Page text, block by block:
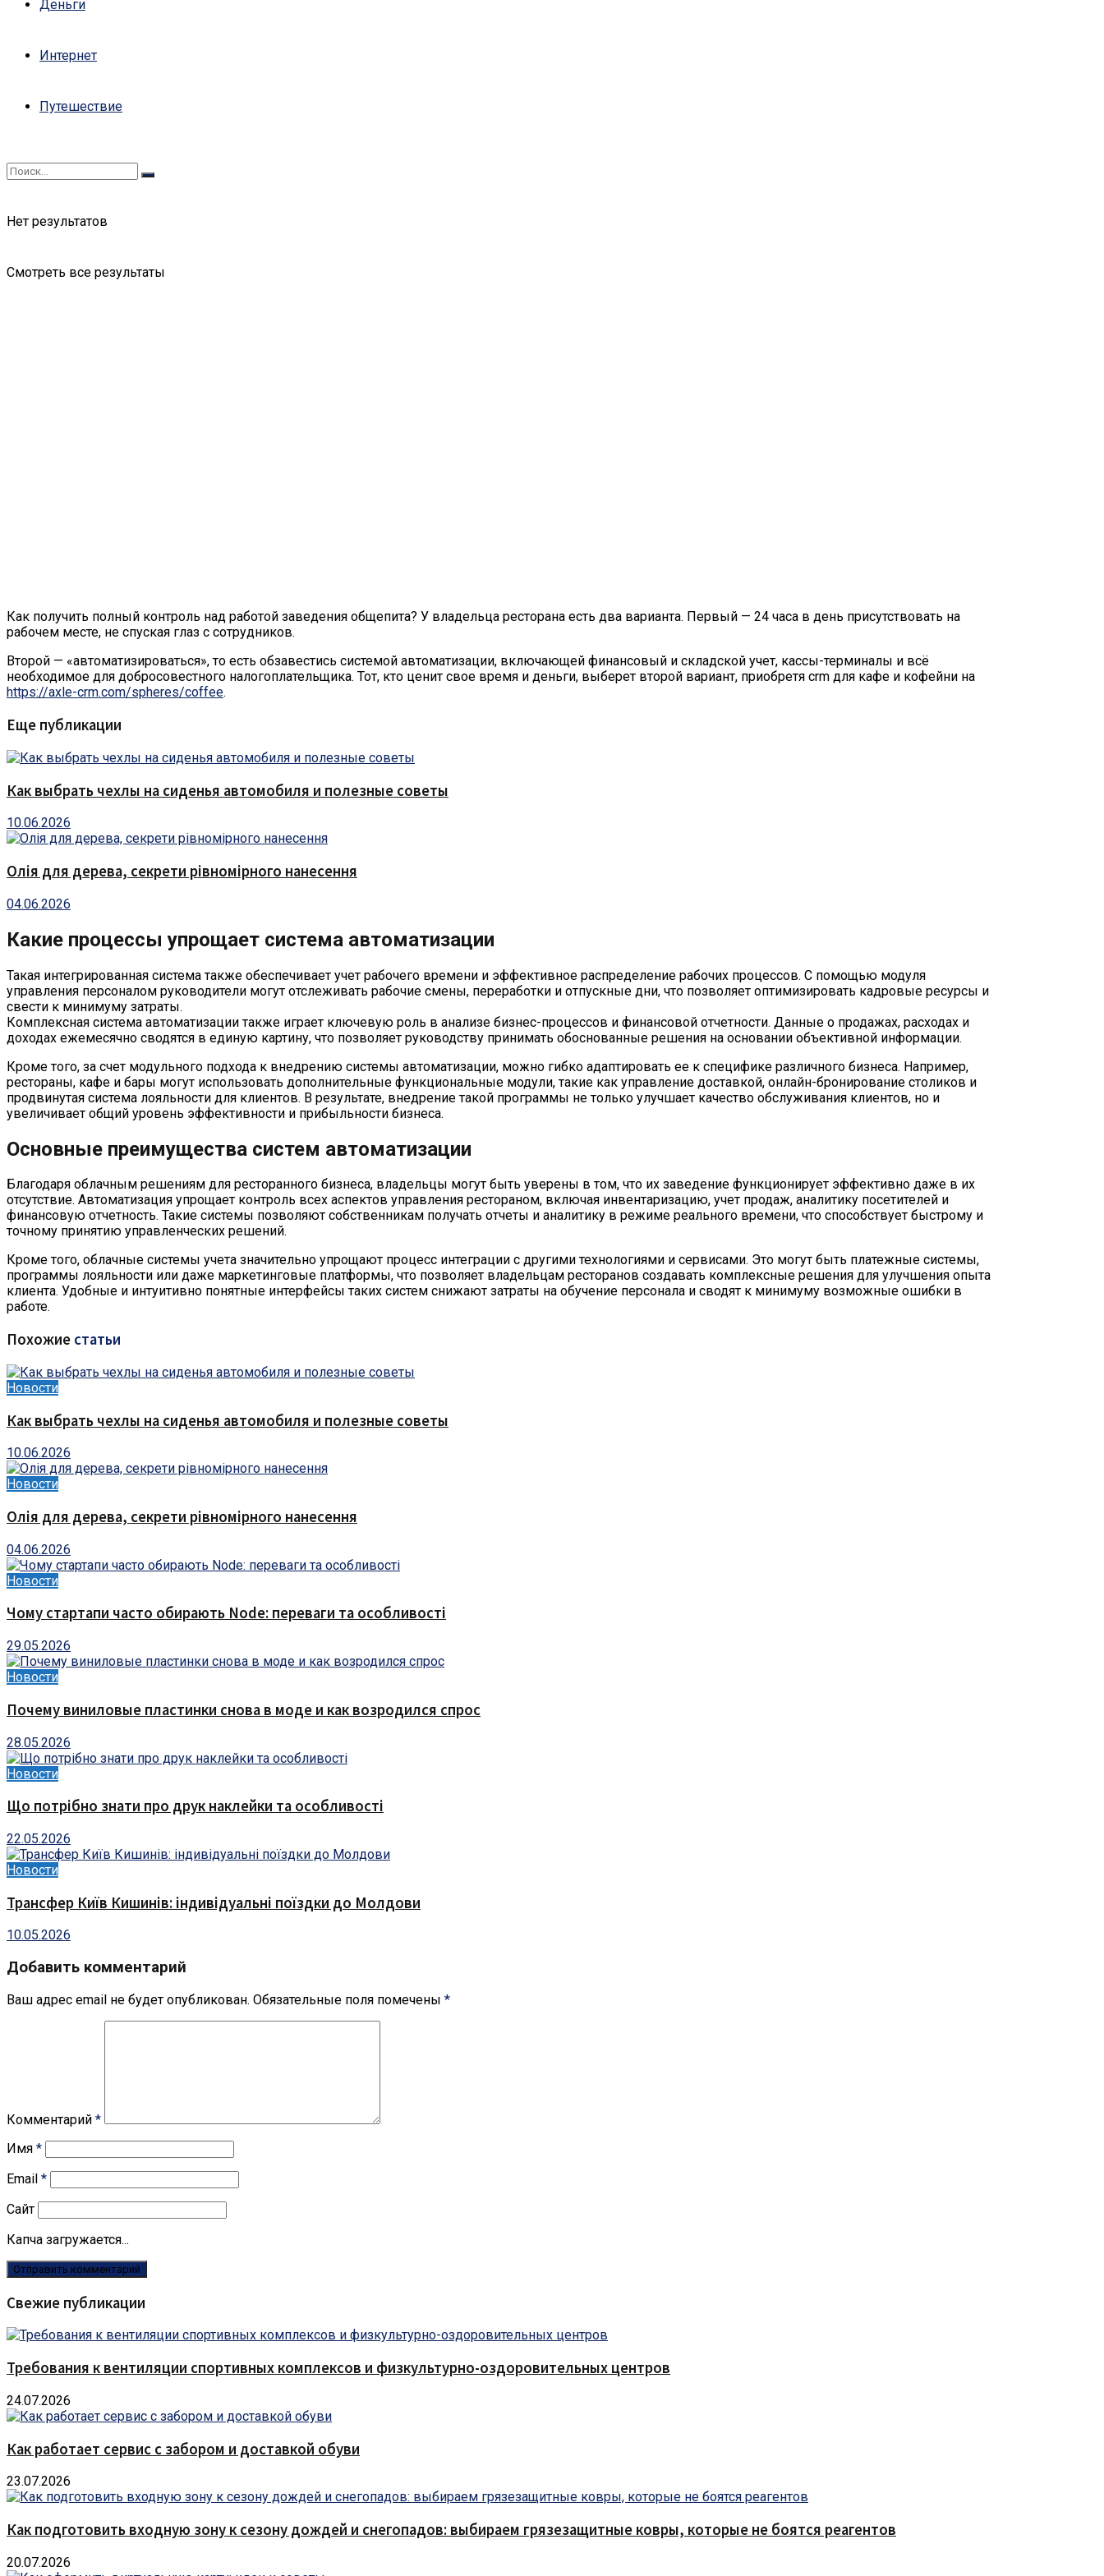
Деньги
Интернет
Путешествие
Нет результатов
Смотреть все результаты
Как получить полный контроль над работой заведения общепита? У владельца ресторана есть два варианта. Первый — 24 часа в день присутствовать на
рабочем месте, не спуская глаз с сотрудников.
Второй — «автоматизироваться», то есть обзавестись системой автоматизации, включающей финансовый и складской учет, кассы-терминалы и всё
необходимое для добросовестного налогоплательщика. Тот, кто ценит свое время и деньги, выберет второй вариант, приобретя crm для кафе и кофейни на
https://axle-crm.com/spheres/coffee.
Еще публикации
Как выбрать чехлы на сиденья автомобиля и полезные советы
10.06.2026
Олія для дерева, секрети рівномірного нанесення
04.06.2026
Какие процессы упрощает система автоматизации
Такая интегрированная система также обеспечивает учет рабочего времени и эффективное распределение рабочих процессов. С помощью модуля
управления персоналом руководители могут отслеживать рабочие смены, переработки и отпускные дни, что позволяет оптимизировать кадровые ресурсы и
свести к минимуму затраты.
Комплексная система автоматизации также играет ключевую роль в анализе бизнес-процессов и финансовой отчетности. Данные о продажах, расходах и
доходах ежемесячно сводятся в единую картину, что позволяет руководству принимать обоснованные решения на основании объективной информации.
Кроме того, за счет модульного подхода к внедрению системы автоматизации, можно гибко адаптировать ее к специфике различного бизнеса. Например,
рестораны, кафе и бары могут использовать дополнительные функциональные модули, такие как управление доставкой, онлайн-бронирование столиков и
продвинутая система лояльности для клиентов. В результате, внедрение такой программы не только улучшает качество обслуживания клиентов, но и
увеличивает общий уровень эффективности и прибыльности бизнеса.
Основные преимущества систем автоматизации
Благодаря облачным решениям для ресторанного бизнеса, владельцы могут быть уверены в том, что их заведение функционирует эффективно даже в их
отсутствие. Автоматизация упрощает контроль всех аспектов управления рестораном, включая инвентаризацию, учет продаж, аналитику посетителей и
финансовую отчетность. Такие системы позволяют собственникам получать отчеты и аналитику в режиме реального времени, что способствует быстрому и
точному принятию управленческих решений.
Кроме того, облачные системы учета значительно упрощают процесс интеграции с другими технологиями и сервисами. Это могут быть платежные системы,
программы лояльности или даже маркетинговые платформы, что позволяет владельцам ресторанов создавать комплексные решения для улучшения опыта
клиента. Удобные и интуитивно понятные интерфейсы таких систем снижают затраты на обучение персонала и сводят к минимуму возможные ошибки в
работе.
Похожие статьи
Новости
Как выбрать чехлы на сиденья автомобиля и полезные советы
10.06.2026
Новости
Олія для дерева, секрети рівномірного нанесення
04.06.2026
Новости
Чому стартапи часто обирають Node: переваги та особливості
29.05.2026
Новости
Почему виниловые пластинки снова в моде и как возродился спрос
28.05.2026
Новости
Що потрібно знати про друк наклейки та особливості
22.05.2026
Новости
Трансфер Київ Кишинів: індивідуальні поїздки до Молдови
10.05.2026
Добавить комментарий
Ваш адрес email не будет опубликован. Обязательные поля помечены *
Комментарий *
Имя *
Email *
Сайт
Капча загружается...
Свежие публикации
Требования к вентиляции спортивных комплексов и физкультурно-оздоровительных центров
24.07.2026
Как работает сервис с забором и доставкой обуви
23.07.2026
Как подготовить входную зону к сезону дождей и снегопадов: выбираем грязезащитные ковры, которые не боятся реагентов
20.07.2026